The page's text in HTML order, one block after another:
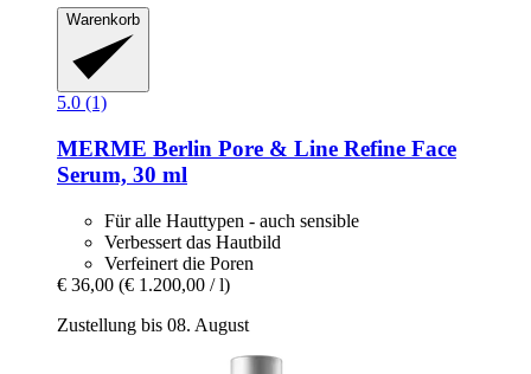
Warenkorb
5.0 (1)
MERME Berlin Pore & Line Refine Face
Serum, 30 ml
Für alle Hauttypen - auch sensible
Verbessert das Hautbild
Verfeinert die Poren
€ 36,00 (€ 1.200,00 / l)
Zustellung bis 08. August